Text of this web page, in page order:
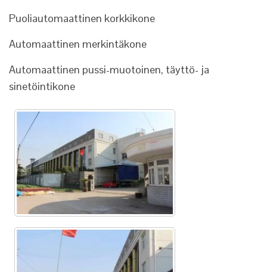
Puoliautomaattinen korkkikone
Automaattinen merkintäkone
Automaattinen pussi-muotoinen, täyttö- ja
sinetöintikone